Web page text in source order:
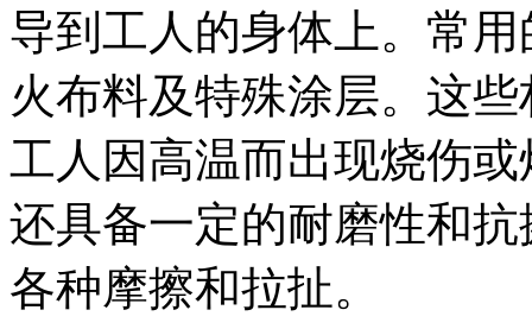
导到工人的身体上。常
火布料及特殊涂层。这
工人因高温而出现烧伤
还具备一定的耐磨性和
各种摩擦和拉扯。